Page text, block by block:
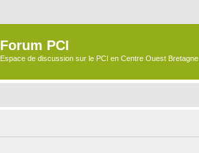
Forum PCI
Espace de discussion sur le PCI en Centre Ouest Bretagne